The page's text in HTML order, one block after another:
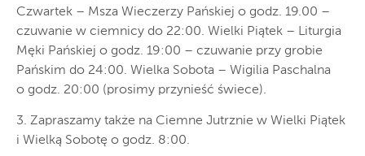
Czwartek – Msza Wieczerzy Pańskiej o godz. 19.00 –
czuwanie w ciemnicy do 22:00. Wielki Piątek – Liturgia
Męki Pańskiej o godz. 19:00 – czuwanie przy grobie
Pańskim do 24:00. Wielka Sobota – Wigilia Paschalna
o godz. 20:00 (prosimy przynieść świece).
3. Zapraszamy także na Ciemne Jutrznie w Wielki Piątek
i Wielką Sobotę o godz. 8:00.